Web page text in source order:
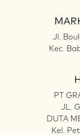
Jl.
Kec.
PT
JL.
DUTA
Kel.